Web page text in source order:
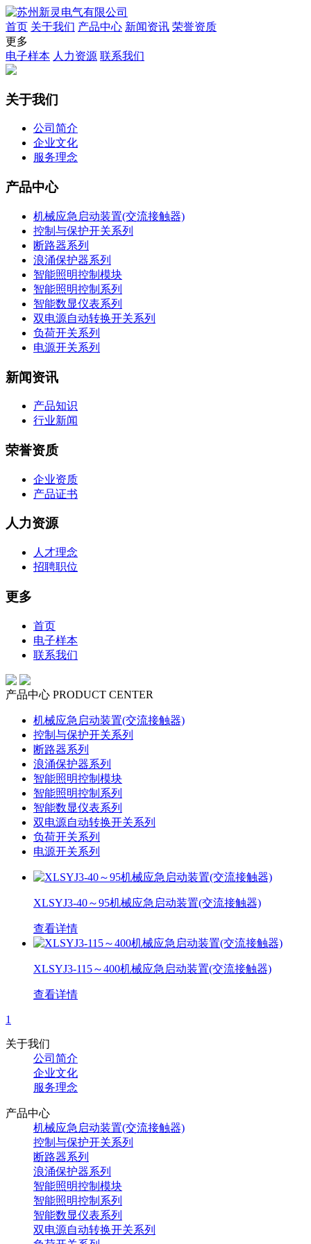
首页 关于我们 产品中心 新闻资讯 荣誉资质
更多
电子样本 人力资源 联系我们
关于我们
公司简介
企业文化
服务理念
产品中心
机械应急启动装置(交流接触器)
控制与保护开关系列
断路器系列
浪涌保护器系列
智能照明控制模块
智能照明控制系列
智能数显仪表系列
双电源自动转换开关系列
负荷开关系列
电源开关系列
新闻资讯
产品知识
行业新闻
荣誉资质
企业资质
产品证书
人力资源
人才理念
招聘职位
更多
首页
电子样本
联系我们
产品中心 PRODUCT CENTER
机械应急启动装置(交流接触器)
控制与保护开关系列
断路器系列
浪涌保护器系列
智能照明控制模块
智能照明控制系列
智能数显仪表系列
双电源自动转换开关系列
负荷开关系列
电源开关系列
XLSYJ3-40～95机械应急启动装置(交流接触器)
查看详情
XLSYJ3-115～400机械应急启动装置(交流接触器)
查看详情
1
关于我们
公司简介
企业文化
服务理念
产品中心
机械应急启动装置(交流接触器)
控制与保护开关系列
断路器系列
浪涌保护器系列
智能照明控制模块
智能照明控制系列
智能数显仪表系列
双电源自动转换开关系列